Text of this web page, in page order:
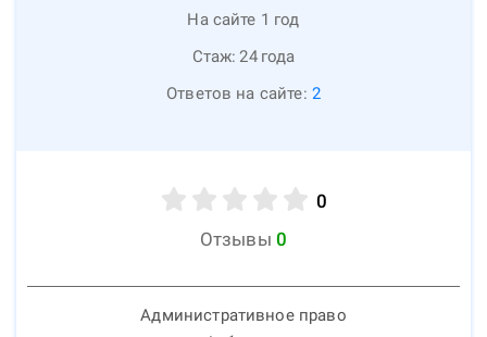
На сайте 1 год
Стаж: 24 года
Ответов на сайте: 2
0
Отзывы 0
Административное право